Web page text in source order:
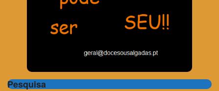
Pesquisa